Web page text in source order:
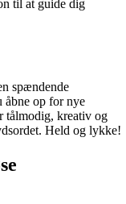
til at guide dig
spændende
åbne op for nye
tålmodig, kreativ og
Held og lykke!